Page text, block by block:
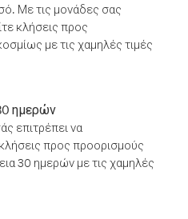
Με τις μονάδες σας
κλήσεις προς
με τις χαμηλές τιμές
ημερών
επιτρέπει να
προς προορισμούς
30 ημερών με τις χαμηλές